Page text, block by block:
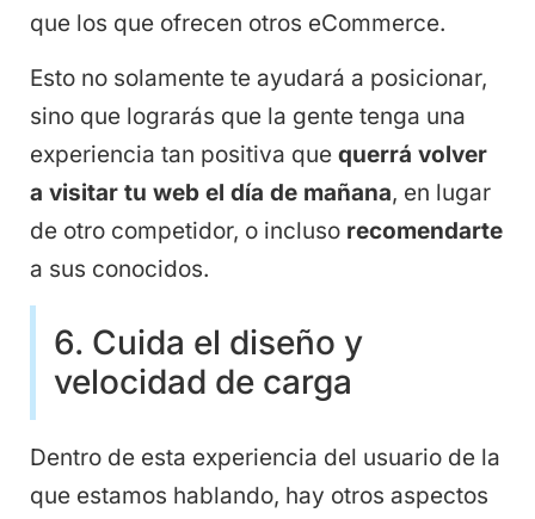
que los que ofrecen otros eCommerce.
Esto no solamente te ayudará a posicionar,
sino que lograrás que la gente tenga una
experiencia tan positiva que querrá volver
a visitar tu web el día de mañana, en lugar
de otro competidor, o incluso recomendarte
a sus conocidos.
6. Cuida el diseño y
velocidad de carga
Dentro de esta experiencia del usuario de la
que estamos hablando, hay otros aspectos